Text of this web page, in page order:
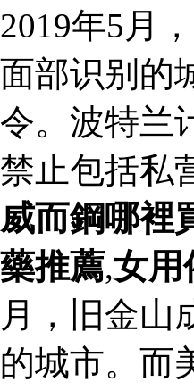
2019年5月
面部识别的
令。波特兰
禁止包括私
威而鋼哪裡
藥推薦,女用
月，旧金山
的城市。而